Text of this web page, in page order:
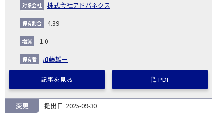
株式会社アドバネクス
4.39
-1.0
加藤雄一
記事を見る PDF
2025-09-30
変更